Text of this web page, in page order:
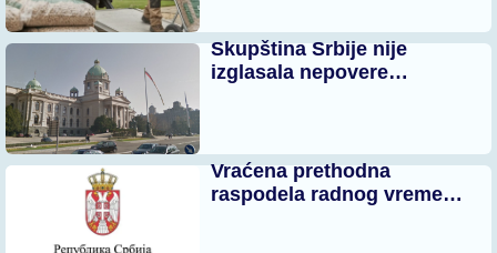
Skupština Srbije nije
izglasala nepovere…
Vraćena prethodna
raspodela radnog vreme…